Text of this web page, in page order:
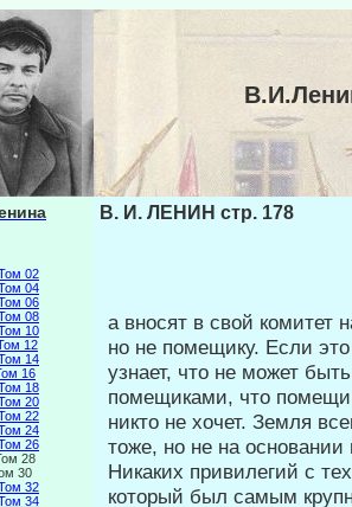
02
04
06
08
10
12
14
16
18
20
22
24
26
28
30
32
34
В. И. ЛЕНИН стр. 178
а вносят в свой комитет
но не помещику. Если
узнает, что не мо­жет
помещиками, что
никто не хочет. Земля
тоже, но не на основании
Никаких привилегий с
который был самым